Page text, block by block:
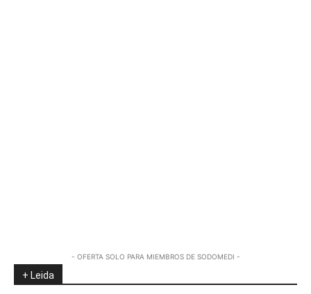
- OFERTA SOLO PARA MIEMBROS DE SODOMEDI -
+ Leida